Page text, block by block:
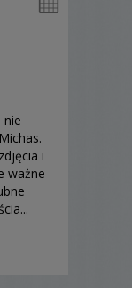
nie
i
ważne